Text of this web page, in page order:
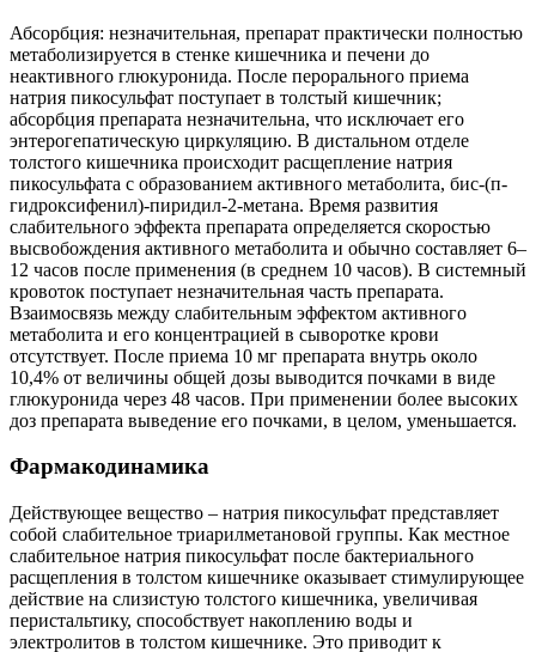
Абсорбция: незначительная, препарат практически полностью
метаболизируется в стенке кишечника и печени до
неактивного глюкуронида. После перорального приема
натрия пикосульфат поступает в толстый кишечник;
абсорбция препарата незначительна, что исключает его
энтерогепатическую циркуляцию. В дистальном отделе
толстого кишечника происходит расщепление натрия
пикосульфата с образованием активного метаболита, бис-(п-
гидроксифенил)-пиридил-2-метана. Время развития
слабительного эффекта препарата определяется скоростью
высвобождения активного метаболита и обычно составляет 6–
12 часов после применения (в среднем 10 часов). В системный
кровоток поступает незначительная часть препарата.
Взаимосвязь между слабительным эффектом активного
метаболита и его концентрацией в сыворотке крови
отсутствует. После приема 10 мг препарата внутрь около
10,4% от величины общей дозы выводится почками в виде
глюкуронида через 48 часов. При применении более высоких
доз препарата выведение его почками, в целом, уменьшается.
Фармакодинамика
Действующее вещество – натрия пикосульфат представляет
собой слабительное триарилметановой группы. Как местное
слабительное натрия пикосульфат после бактериального
расщепления в толстом кишечнике оказывает стимулирующее
действие на слизистую толстого кишечника, увеличивая
перистальтику, способствует накоплению воды и
электролитов в толстом кишечнике. Это приводит к